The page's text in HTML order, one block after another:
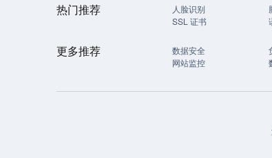
热门推荐 人脸识别
SSL 证书
更多推荐 数据安全
网站监控